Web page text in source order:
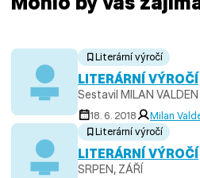
Literární výročí
LITERÁRNÍ VÝROČÍ
Sestavil MILAN VALDEN
18. 6. 2018
Milan
Literární výročí
LITERÁRNÍ VÝROČÍ
SRPEN, ZÁŘÍ